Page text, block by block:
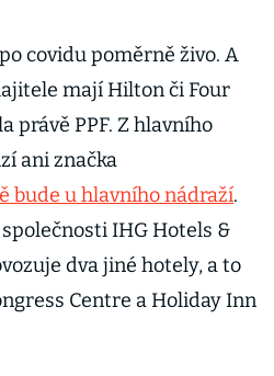
covidu poměrně živo. A
mají Hilton či Four
právě PPF. Z hlavního
ani značka
bude u hlavního nádraží.
IHG Hotels &
dva jiné hotely, a to
Centre a Holiday Inn